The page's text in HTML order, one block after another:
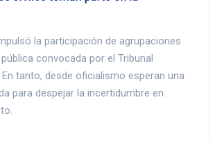
la participación de agrupaciones
convocada por el Tribunal
tanto, desde oficialismo esperan una
para despejar la incertidumbre en